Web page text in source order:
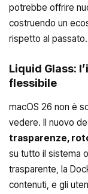
potrebbe offrire
costruendo un
rispetto al passato.
Liquid Glass:
flessibile
macOS 26 non è
vedere. Il nuovo
trasparenze,
su tutto il sistema
trasparente, la
contenuti, e gli